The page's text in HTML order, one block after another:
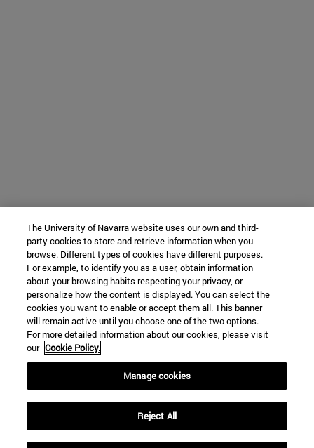
The University of Navarra website uses our own and third-
party cookies to store and retrieve information when you
browse. Different types of cookies have different purposes.
For example, to identify you as a user, obtain information
about your browsing habits respecting your privacy, or
personalize how the content is displayed. You can select the
cookies you want to enable or accept them all. This banner
will remain active until you choose one of the two options.
For more detailed information about our cookies, please visit
our Cookie Policy.
Manage cookies
Reject All